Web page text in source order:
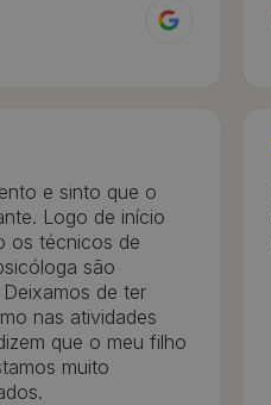
e sinto que o
Logo de início
os técnicos de
são
de ter
nas atividades
que o meu filho
muito